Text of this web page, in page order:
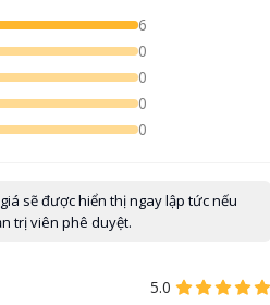
6
0
0
0
0
sẽ được hiển thị ngay lập tức nếu
trị viên phê duyệt.
5.0